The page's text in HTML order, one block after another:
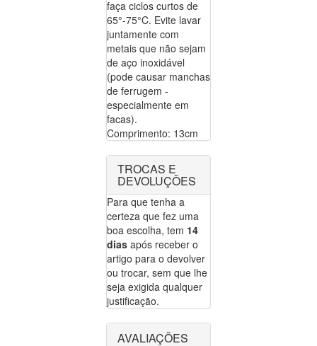
faça ciclos curtos de
65°-75°C. Evite lavar
juntamente com
metais que não sejam
de aço inoxidável
(pode causar manchas
de ferrugem -
especialmente em
facas).
Comprimento: 13cm
TROCAS E
DEVOLUÇÕES
Para que tenha a
certeza que fez uma
boa escolha, tem 14
dias após receber o
artigo para o devolver
ou trocar, sem que lhe
seja exigida qualquer
justificação.
AVALIAÇÕES